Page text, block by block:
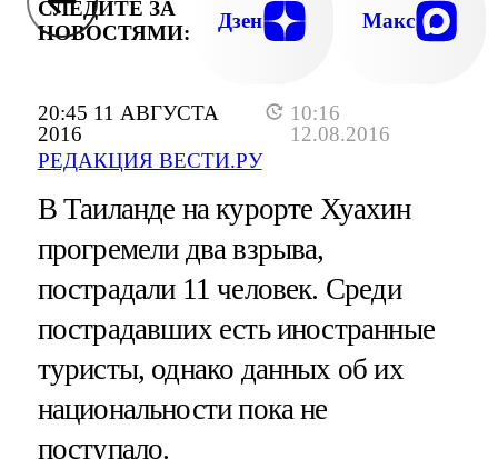
20:45 11 АВГУСТА
2016
10:16
12.08.2016
РЕДАКЦИЯ ВЕСТИ.РУ
СЛЕДИТЕ ЗА
НОВОСТЯМИ:
Дзен Макс
В Таиланде на курорте Хуахин
прогремели два взрыва,
пострадали 11 человек. Среди
пострадавших есть иностранные
туристы, однако данных об их
национальности пока не
поступало.